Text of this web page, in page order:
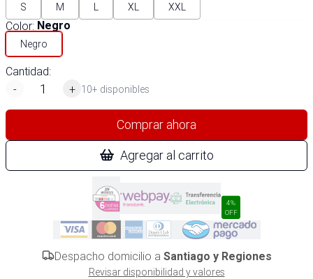
S M L XL XXL
Color: Negro
Negro
Cantidad:
-
+ 10+ disponibles
Comprar ahora
Agregar al carrito
4%
OFF
Despacho domicilio a Santiago y Regiones
Revisar disponibilidad y valores